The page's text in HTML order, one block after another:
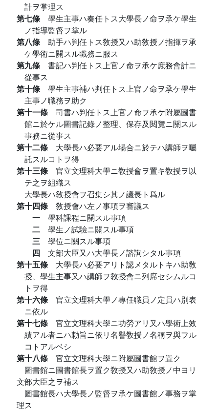
計ヲ掌理ス
第七條 學生主事ハ奏任トス大學長ノ命ヲ承ケ學生
ノ指導監督ヲ掌ル
第八條 助手ハ判任トス敎授又ハ助敎授ノ指揮ヲ承
ケ學術ニ關スル職務ニ服ス
第九條 書記ハ判任トス上官ノ命ヲ承ケ庶務會計ニ
從事ス
第十條 學生主事補ハ判任トス上官ノ命ヲ承ケ學生
主事ノ職務ヲ助ク
第十一條 司書ハ判任トス上官ノ命ヲ承ケ附屬圖書
館ニ於ケル圖書記錄ノ整理、保存及閱覽ニ關スル
事務ニ從事ス
第十二條 大學長ハ必要アル場合ニ於テハ講師ヲ囑
託スルコトヲ得
第十三條 官立文理科大學ニ敎授會ヲ置キ敎授ヲ以
テ之ヲ組織ス
大學長ハ敎授會ヲ召集シ其ノ議長ト爲ル
第十四條 敎授會ハ左ノ事項ヲ審議ス
一 學科課程ニ關スル事項
二 學生ノ試驗ニ關スル事項
三 學位ニ關スル事項
四 文部大臣又ハ大學長ノ諮詢シタル事項
第十五條 大學長ハ必要アリト認メタルトキハ助敎
授、學生主事又ハ講師ヲ敎授會ニ列席セシムルコ
トヲ得
第十六條 官立文理科大學ノ專任職員ノ定員ハ別表
ニ依ル
第十七條 官立文理科大學ニ功勞アリ又ハ學術上效
績アル者ニハ勅旨ニ依リ名譽敎授ノ名稱ヲ與フル
コトアルベシ
第十八條 官立文理科大學ニ附屬圖書館ヲ置ク
圖書館ニ圖書館長ヲ置ク敎授又ハ助敎授ノ中ヨリ
文部大臣之ヲ補ス
圖書館長ハ大學長ノ監督ヲ承ケ圖書館ノ事務ヲ掌
理ス